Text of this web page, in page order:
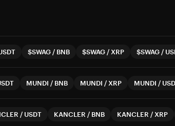
$SWAG / BNB $SWAG / XRP $SWAG /
MUNDI / BNB MUNDI / XRP MUNDI /
/ USDT KANCLER / BNB KANCLER / XRP